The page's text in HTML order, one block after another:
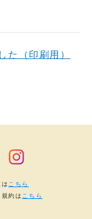
た（印刷用）
こちら
約は こちら